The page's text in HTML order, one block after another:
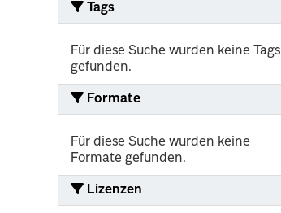
Tags
Für diese Suche wurden keine Tags
gefunden.
Formate
Für diese Suche wurden keine
Formate gefunden.
Lizenzen